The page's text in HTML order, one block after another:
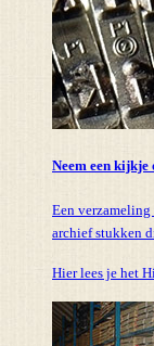
Neem een kijkje
Een
archief stukken
Hier lees je het